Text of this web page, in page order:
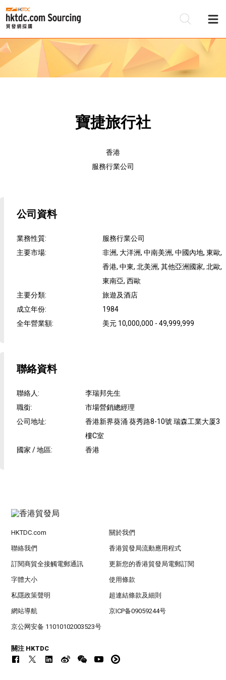
寶捷旅行社
香港
服務行業公司
公司資料
業務性質:
服務行業公司
主要市場:
非洲, 大洋洲, 中南美洲, 中國內地, 東歐,
香港, 中東, 北美洲, 其他亞洲國家, 北歐,
東南亞, 西歐
主要分類:
旅遊及酒店
成立年份:
1984
全年營業額: 美元 10,000,000 - 49,999,999
聯絡資料
聯絡人:
李瑞邦先生
職銜:
市場營銷總經理
公司地址:
香港新界葵涌 葵秀路8-10號 瑞森工業大厦3
樓C室
國家 / 地區: 香港
HKTDC.com 關於我們
聯絡我們 香港貿發局流動應用程式
訂閱商貿全接觸電郵通訊 更新您的香港貿發局電郵訂閱
字體大小 使用條款
私隱政策聲明 超連結條款及細則
網站導航 京ICP备09059244号
京公网安备 11010102003523号
關注 HKTDC